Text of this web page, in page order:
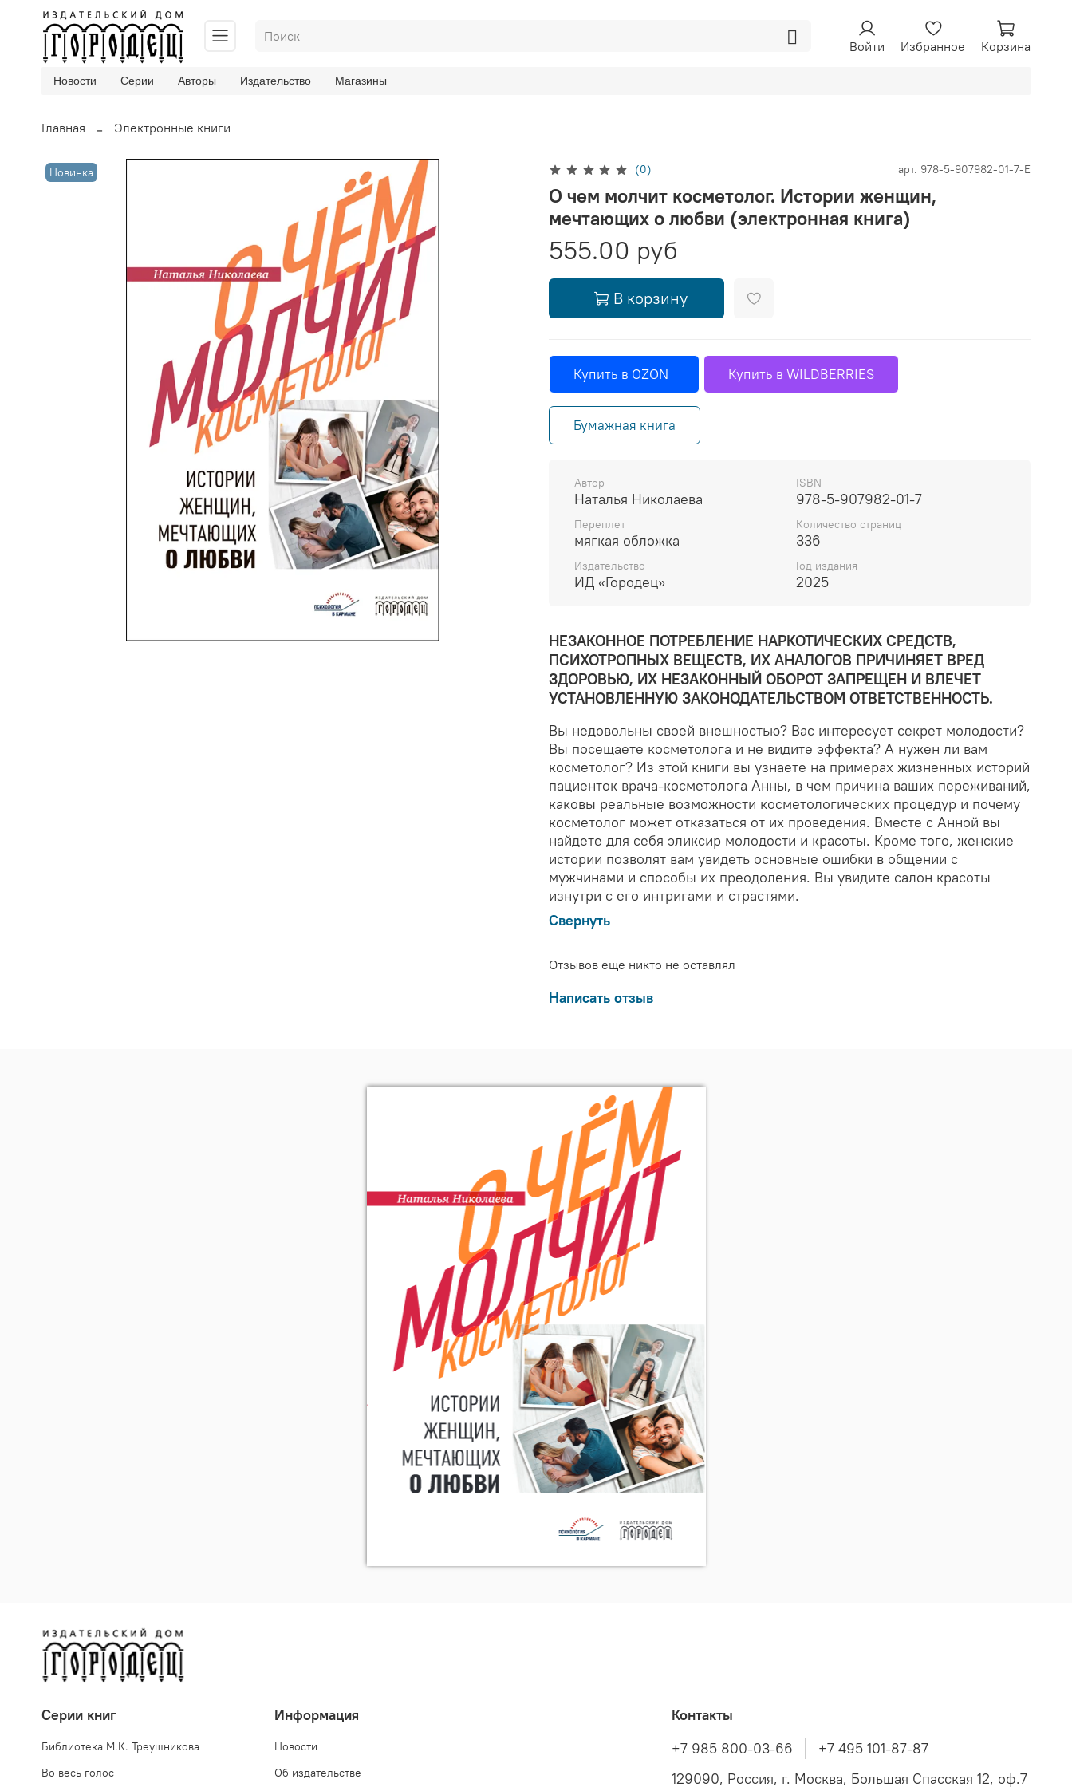
Войти Избранное Корзина
Новости Серии Авторы Издательство Магазины
Главная Электронные книги
Новинка (0) арт. 978-5-907982-01-7-E
О чем молчит косметолог. Истории женщин,
мечтающих о любви (электронная книга)
555.00 руб
В корзину
Купить в OZON Купить в WILDBERRIES
Бумажная книга
Автор
Наталья Николаева
ISBN
978-5-907982-01-7
Переплет
мягкая обложка
Количество страниц
336
Издательство
ИД «Городец»
Год издания
2025
НЕЗАКОННОЕ ПОТРЕБЛЕНИЕ НАРКОТИЧЕСКИХ СРЕДСТВ,
ПСИХОТРОПНЫХ ВЕЩЕСТВ, ИХ АНАЛОГОВ ПРИЧИНЯЕТ ВРЕД
ЗДОРОВЬЮ, ИХ НЕЗАКОННЫЙ ОБОРОТ ЗАПРЕЩЕН И ВЛЕЧЕТ
УСТАНОВЛЕННУЮ ЗАКОНОДАТЕЛЬСТВОМ ОТВЕТСТВЕННОСТЬ.
Вы недовольны своей внешностью? Вас интересует секрет молодости?
Вы посещаете косметолога и не видите эффекта? А нужен ли вам
косметолог? Из этой книги вы узнаете на примерах жизненных историй
пациенток врача-косметолога Анны, в чем причина ваших переживаний,
каковы реальные возможности косметологических процедур и почему
косметолог может отказаться от их проведения. Вместе с Анной вы
найдете для себя эликсир молодости и красоты. Кроме того, женские
истории позволят вам увидеть основные ошибки в общении с
мужчинами и способы их преодоления. Вы увидите салон красоты
изнутри с его интригами и страстями.
Свернуть
Отзывов еще никто не оставлял
Написать отзыв
Серии книг
Библиотека М.К. Треушникова
Во весь голос
Информация
Новости
Об издательстве
Контакты
+7 985 800-03-66
+7 495 101-87-87
129090, Россия, г. Москва, Большая Спасская 12, оф.7